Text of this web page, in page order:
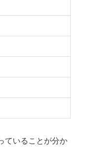
ていることが分か